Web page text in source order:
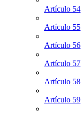
Artículo 54
Artículo 55
Artículo 56
Artículo 57
Artículo 58
Artículo 59